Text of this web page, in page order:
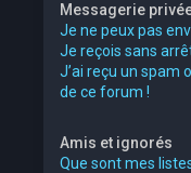
Messagerie
Je ne peux pas
Je reçois sans
J’ai reçu un spam
de ce forum !
Amis et ignorés
Que sont mes